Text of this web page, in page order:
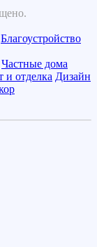
Благоустройство
Частные дома
и отделка Дизайн